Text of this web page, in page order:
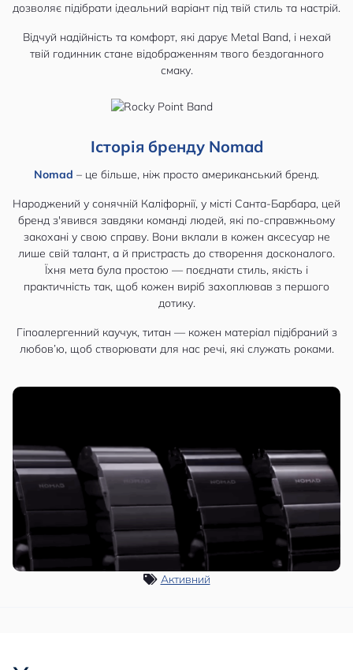
дозволяє підібрати ідеальний варіант під твій стиль та настрій.
Відчуй надійність та комфорт, які дарує Metal Band, і нехай
твій годинник стане відображенням твого бездоганного
смаку.
Історія бренду Nomad
Nomad – це більше, ніж просто американський бренд.
Народжений у сонячній Каліфорнії, у місті Санта-Барбара, цей
бренд з'явився завдяки команді людей, які по-справжньому
закохані у свою справу. Вони вклали в кожен аксесуар не
лише свій талант, а й пристрасть до створення досконалого.
Їхня мета була простою — поєднати стиль, якість і
практичність так, щоб кожен виріб захоплював з першого
дотику.
Гіпоалергенний каучук, титан — кожен матеріал підібраний з
любов’ю, щоб створювати для нас речі, які служать роками.
Активний